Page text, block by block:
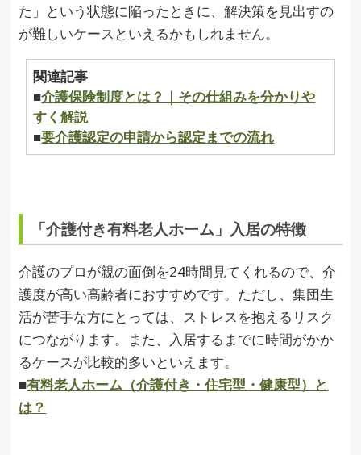
た」という状態に陥ったときに、解決策を見出すの
が難しいケースといえるかもしれません。
関連記事
■介護保険制度とは？｜その仕組みを分かりや
すく解説
■要介護認定の申請から認定までの流れ
「介護付き有料老人ホーム」入居の特徴
介護のプロが親の面倒を24時間見てくれるので、介
護度が高い高齢者におすすめです。ただし、集団生
活が苦手な方にとっては、ストレスを抱えるリスク
につながります。また、入居するまでに時間がかか
るケースが比較的多いといえます。
■有料老人ホーム（介護付き・住宅型・健康型）と
は？